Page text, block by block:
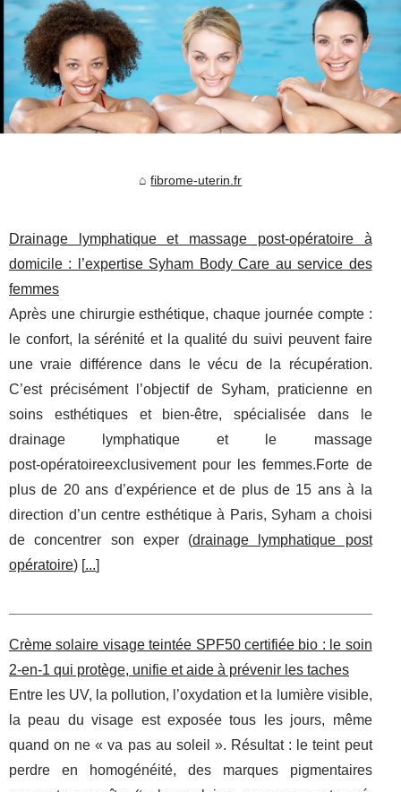
fibrome-uterin.fr
Drainage lymphatique et massage post‑opératoire à
domicile : l’expertise Syham Body Care au service des
femmes
Après une chirurgie esthétique, chaque journée compte :
le confort, la sérénité et la qualité du suivi peuvent faire
une vraie différence dans le vécu de la récupération.
C’est précisément l’objectif de Syham, praticienne en
soins esthétiques et bien‑être, spécialisée dans le
drainage lymphatique et le massage
post‑opératoireexclusivement pour les femmes.Forte de
plus de 20 ans d’expérience et de plus de 15 ans à la
direction d’un centre esthétique à Paris, Syham a choisi
de concentrer son exper (drainage lymphatique post
opératoire) [...]
Crème solaire visage teintée SPF50 certifiée bio : le soin
2-en-1 qui protège, unifie et aide à prévenir les taches
Entre les UV, la pollution, l’oxydation et la lumière visible,
la peau du visage est exposée tous les jours, même
quand on ne « va pas au soleil ». Résultat : le teint peut
perdre en homogénéité, des marques pigmentaires